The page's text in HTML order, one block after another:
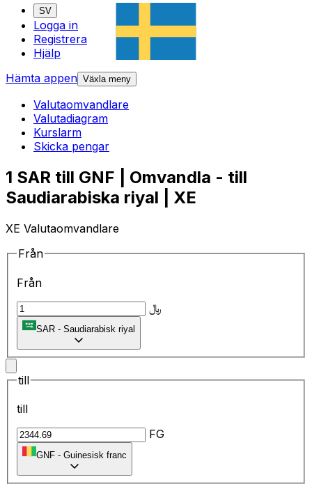
SV
Logga in
Registrera
Hjälp
Hämta appen Växla meny
Valutaomvandlare
Valutadiagram
Kurslarm
Skicka pengar
1 SAR till GNF | Omvandla - till
Saudiarabiska riyal | XE
XE Valutaomvandlare
Från
Från
﷼
SAR - Saudiarabisk riyal
till
till
FG
GNF - Guinesisk franc